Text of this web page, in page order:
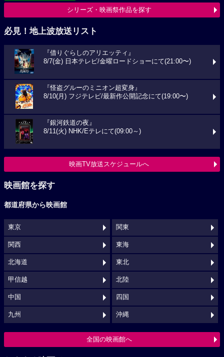
シリーズ・映画祭作品を探す
必見！地上波放送リスト
『借りぐらしのアリエッティ』
8/7(金) 日本テレビ/金曜ロードショーにて(21:00〜)
『怪盗グルーのミニオン超変身』
8/10(月) フジテレビ/最新作公開記念にて(19:00〜)
『銀河鉄道の夜』
8/11(火) NHK/Eテレにて(09:00～)
映画TV放送スケジュールへ
映画館を探す
都道府県から映画館
東京 関東
関西 東海
北海道 東北
甲信越 北陸
中国 四国
九州 沖縄
全国の映画館へ